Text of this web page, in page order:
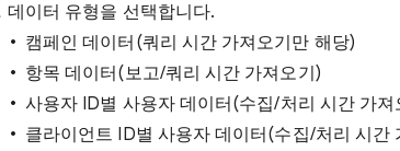
데이터 유형을 선택합니다.
캠페인 데이터(쿼리 시간 가져오기만 해당)
항목 데이터(보고/쿼리 시간 가져오기)
사용자 ID별 사용자 데이터(수집/처리 시간 가져
클라이언트 ID별 사용자 데이터(수집/처리 시간